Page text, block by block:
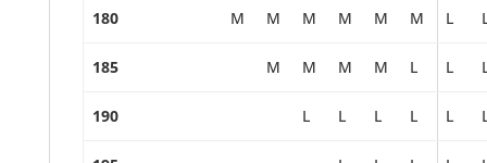
180 M M M M M M L
185 M M M M L L
190 L L L L L